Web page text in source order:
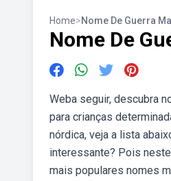
Home>Nome De Guerra
Nome De
Weba seguir, descubra
para crianças
nórdica, veja a lista
interessante? Pois
mais populares nomes